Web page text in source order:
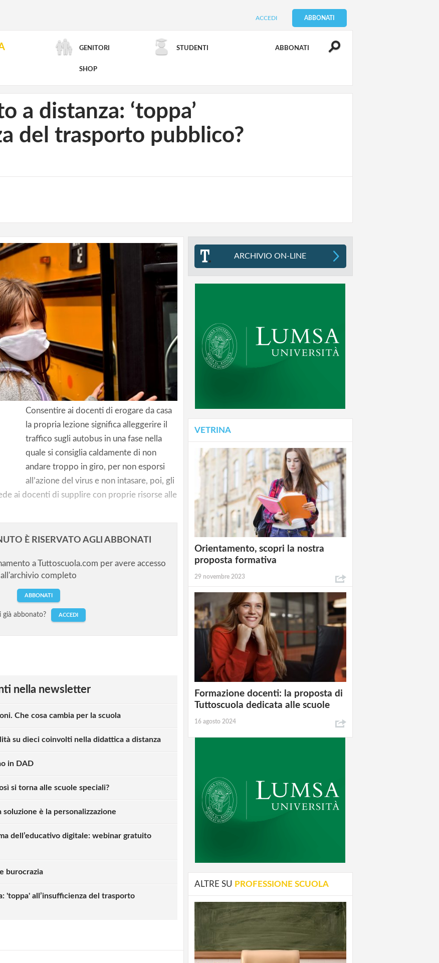
ACCEDI ABBONATI
GENITORI STUDENTI ABBONATI
SHOP
RICERCA AVANZATA
a distanza: ‘toppa’
del trasporto pubblico?
Consentire ai docenti di erogare da casa
la propria lezione significa alleggerire il
traffico sugli autobus in una fase nella
quale si consiglia caldamente di non
andare troppo in giro, per non esporsi
all’azione del virus e non intasare, poi, gli
ai docenti di supplire con proprie risorse alle
È RISERVATO AGLI ABBONATI
a Tuttoscuola.com per avere accesso
all'archivio completo
ABBONATI
già abbonato? ACCEDI
nella newsletter
Che cosa cambia per la scuola
su dieci coinvolti nella didattica a distanza
in DAD
si torna alle scuole speciali?
è la personalizzazione
dell’educativo digitale: webinar gratuito
burocrazia
'toppa' all’insufficienza del trasporto
possono commentare!
ARCHIVIO ON-LINE
VETRINA
Orientamento, scopri la nostra
proposta formativa
29 novembre 2023
Formazione docenti: la proposta di
Tuttoscuola dedicata alle scuole
16 agosto 2024
ALTRE SU PROFESSIONE SCUOLA